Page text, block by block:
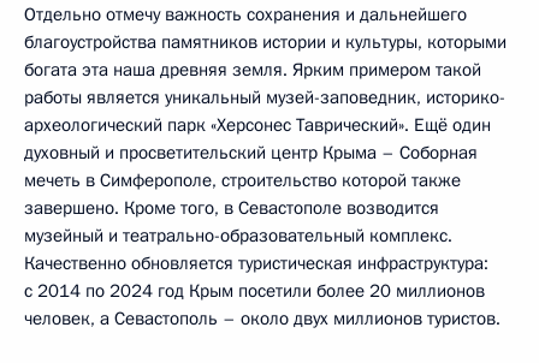
Отдельно отмечу важность сохранения и дальнейшего
благоустройства памятников истории и культуры, которыми
богата эта наша древняя земля. Ярким примером такой
работы является уникальный музей-заповедник, историко-
археологический парк «Херсонес Таврический». Ещё один
духовный и просветительский центр Крыма – Соборная
мечеть в Симферополе, строительство которой также
завершено. Кроме того, в Севастополе возводится
музейный и театрально-образовательный комплекс.
Качественно обновляется туристическая инфраструктура:
с 2014 по 2024 год Крым посетили более 20 миллионов
человек, а Севастополь – около двух миллионов туристов.